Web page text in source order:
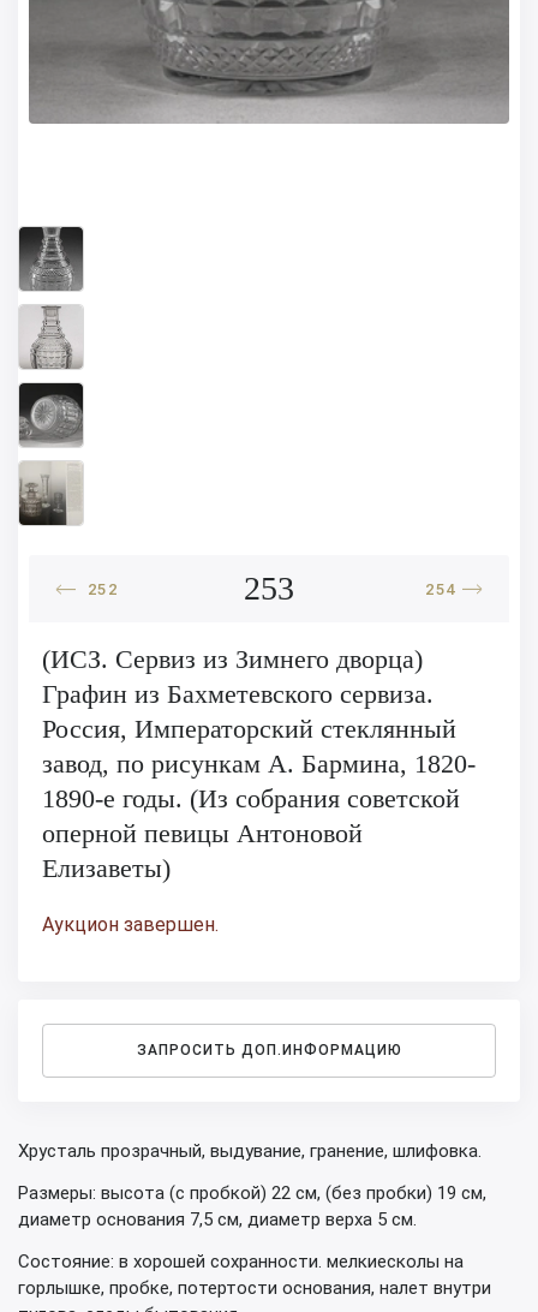
252 253 254
(ИСЗ. Сервиз из Зимнего дворца)
Графин из Бахметевского сервиза.
Россия, Императорский стеклянный
завод, по рисункам А. Бармина, 1820-
1890-е годы. (Из собрания советской
оперной певицы Антоновой
Елизаветы)
Аукцион завершен.
ЗАПРОСИТЬ ДОП.ИНФОРМАЦИЮ
Хрусталь прозрачный, выдувание, гранение, шлифовка.
Размеры: высота (с пробкой) 22 см, (без пробки) 19 см,
диаметр основания 7,5 см, диаметр верха 5 см.
Состояние: в хорошей сохранности. мелкиесколы на
горлышке, пробке, потертости основания, налет внутри